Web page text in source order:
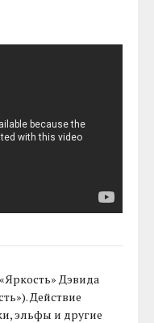
Дэвида
Действие
эльфы и другие